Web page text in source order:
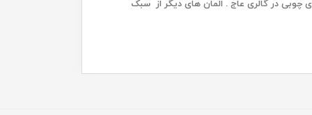
چوبی در گالری عاج . المان های دیگر از سبک